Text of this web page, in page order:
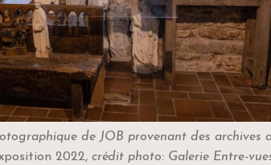
de JOB provenant des archives
2022, crédit photo: Galerie Entre-